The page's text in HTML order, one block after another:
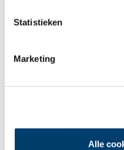
Statistieken
Marketing
Alle
Vereiste velden zijn
gepubliceerd.
Naam*
E-mail*